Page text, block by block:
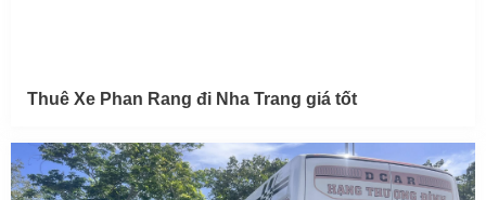
Thuê Xe Phan Rang đi Nha Trang giá tốt